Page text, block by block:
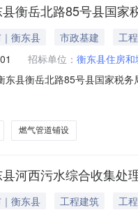
衡岳北路85号县国
衡东县 市政基建
工程
招标单位： 衡东县住房
东县衡岳北路85号县国家税
称衡东县衡岳北路85号县国
燃气管道铺设
河西污水综合收集处
衡东县 工程建筑
工程